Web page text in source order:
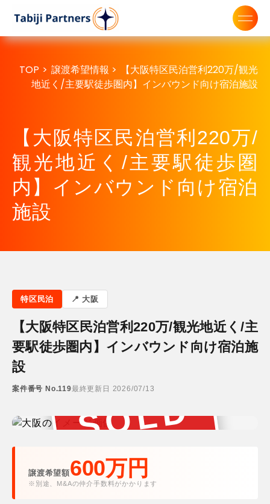
TOP > 譲渡希望情報 >
【大阪特区民泊営利220万/観光
地近く/主要駅徒歩圏内】インバウンド向け宿泊施設
【大阪特区民泊営利220万/
観光地近く/主要駅徒歩圏
内】インバウンド向け宿泊
施設
特区民泊 大阪
【大阪特区民泊営利220万/観光地近く/主
要駅徒歩圏内】インバウンド向け宿泊施
設
案件番号 No.119最終更新日 2026/07/13
SOLD
譲渡希望額600万円
※別途、M&Aの仲介手数料がかかります